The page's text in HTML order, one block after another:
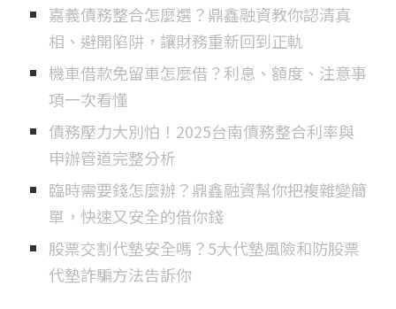
嘉義債務整合怎麼選？鼎鑫融資教你認清真
相、避開陷阱，讓財務重新回到正軌
機車借款免留車怎麼借？利息、額度、注意事
項一次看懂
債務壓力大別怕！2025台南債務整合利率與
申辦管道完整分析
臨時需要錢怎麼辦？鼎鑫融資幫你把複雜變簡
單，快速又安全的借你錢
股票交割代墊安全嗎？5大代墊風險和防股票
代墊詐騙方法告訴你